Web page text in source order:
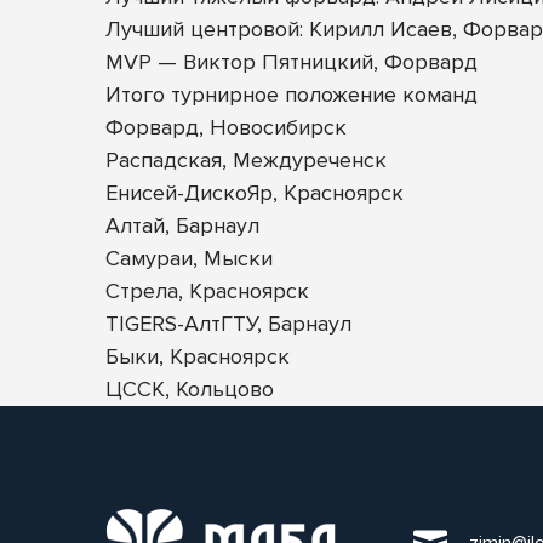
Лучший центровой: Кирилл Исаев,
MVP — Виктор Пятницкий, Форвард
Итого турнирное положение команд
Форвард, Новосибирск
Распадская, Междуреченск
Енисей-ДискоЯр, Красноярск
Алтай, Барнаул
Самураи, Мыски
Стрела, Красноярск
TIGERS-АлтГТУ, Барнаул
Быки, Красноярск
ЦССК, Кольцово